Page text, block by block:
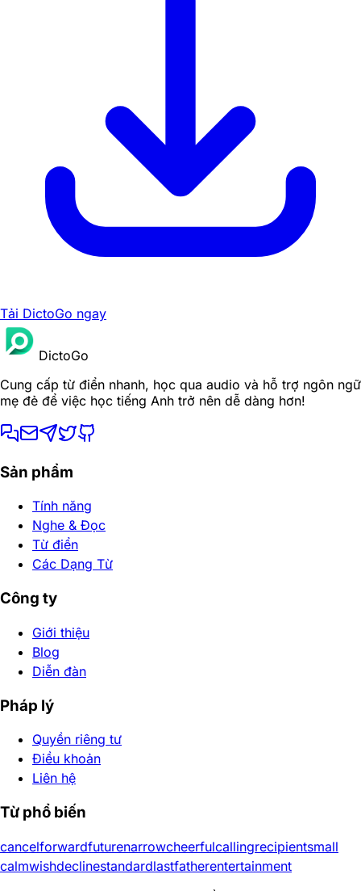
Tải DictoGo ngay
DictoGo
Cung cấp từ điển nhanh, học qua audio và hỗ trợ ngôn ngữ
mẹ đẻ để việc học tiếng Anh trở nên dễ dàng hơn!
Sản phẩm
Tính năng
Nghe & Đọc
Từ điển
Các Dạng Từ
Công ty
Giới thiệu
Blog
Diễn đàn
Pháp lý
Quyền riêng tư
Điều khoản
Liên hệ
Từ phổ biến
cancelforwardfuturenarrowcheerfulcallingrecipientsmall
calmwishdeclinestandardlastfatherentertainment